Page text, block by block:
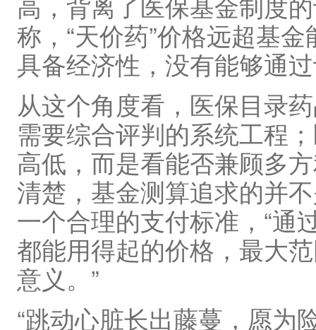
称，“天价药”价格远超基
具备经济性，没有能够通
从这个角度看，医保目录
需要综合评判的系统工程
高低，而是看能否兼顾多
清楚，基金测算追求的并
一个合理的支付标准，“通
都能用得起的价格，最大
意义。”
“跳动心脏长出藤蔓，愿为